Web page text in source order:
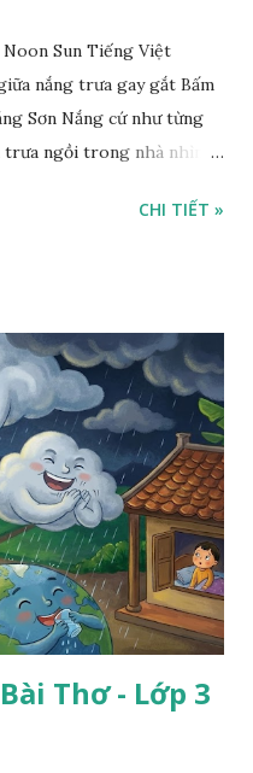
Sun Tiếng Việt
nắng trưa gay gắt Bấm
Sơn Nắng cứ như từng
ngồi trong nhà nhìn
CHI TIẾT »
Thơ - Lớp 3